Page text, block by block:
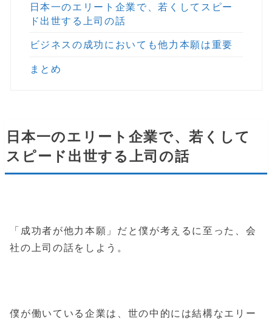
日本一のエリート企業で、若くしてスピー
ド出世する上司の話
ビジネスの成功においても他力本願は重要
まとめ
日本一のエリート企業で、若くして
スピード出世する上司の話
「成功者が他力本願」だと僕が考えるに至った、会
社の上司の話をしよう。
僕が働いている企業は、世の中的には結構なエリー